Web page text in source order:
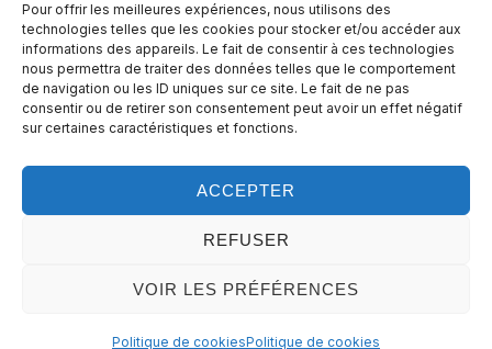
Pour offrir les meilleures expériences, nous utilisons des
technologies telles que les cookies pour stocker et/ou accéder aux
informations des appareils. Le fait de consentir à ces technologies
nous permettra de traiter des données telles que le comportement
de navigation ou les ID uniques sur ce site. Le fait de ne pas
consentir ou de retirer son consentement peut avoir un effet négatif
sur certaines caractéristiques et fonctions.
ACCEPTER
REFUSER
VOIR LES PRÉFÉRENCES
Politique de cookiesPolitique de cookies
par courriel